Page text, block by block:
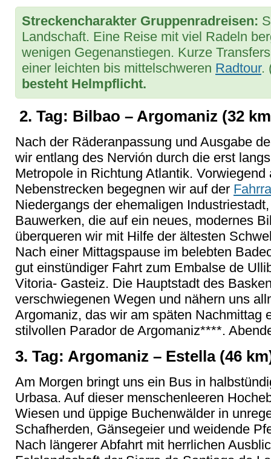
Streckencharakter Gruppenradreisen:
Landschaft. Eine Reise mit viel Radeln
wenigen Gegenanstiegen. Kurze
einer leichten bis mittelschweren Radtour.
besteht Helmpflicht.
2. Tag: Bilbao – Argomaniz (32
Nach der Räderanpassung und Ausgabe
wir entlang des Nervión durch die erst
Metropole in Richtung Atlantik.
Nebenstrecken begegnen wir auf der
Niedergangs der ehemaligen
Bauwerken, die auf ein neues, modernes
überqueren wir mit Hilfe der ältesten
Nach einer Mittagspause im belebten
gut einstündiger Fahrt zum Embalse de
Vitoria- Gasteiz. Die Hauptstadt des
verschwiegenen Wegen und nähern uns
Argomaniz, das wir am späten Nachmittag
stilvollen Parador de Argomaniz****.
3. Tag: Argomaniz – Estella (46
Am Morgen bringt uns ein Bus in
Urbasa. Auf dieser menschenleeren
Wiesen und üppige Buchenwälder in
Schafherden, Gänsegeier und weidende
Nach längerer Abfahrt mit herrlichen